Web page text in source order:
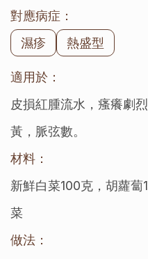
對應病症：
濕疹
熱盛型
適用於：
皮損紅腫流水，瘙癢劇
黃，脈弦數。
材料：
新鮮白菜100克，胡蘿
菜
做法：